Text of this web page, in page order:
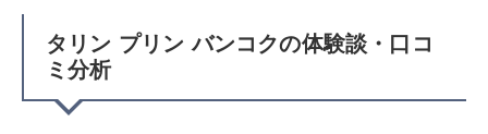
タリン プリン バンコクの体験談・口コ
ミ分析